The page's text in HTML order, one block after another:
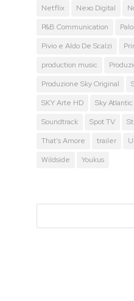
Netflix
Nexo Digital
P&B Communication
Pivio e Aldo De Scalzi
production music
Produzione Sky Original
SKY Arte HD
Sky Atlantic
Soundtrack
Spot TV
That's Amore
trailer
Wildside
Youkus